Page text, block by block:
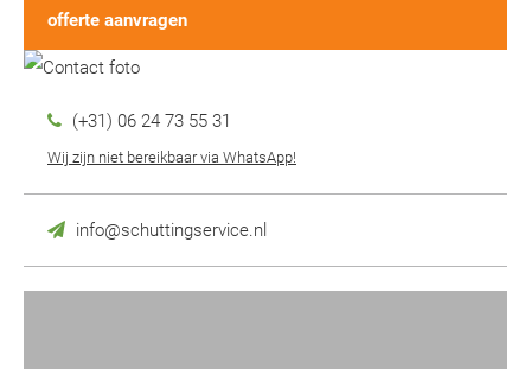
offerte aanvragen
(+31) 06 24 73 55 31
Wij zijn niet bereikbaar via WhatsApp!
info@schuttingservice.nl